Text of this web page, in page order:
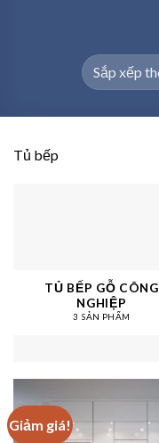
Tủ bếp
TỦ BẾP GỖ CÔNG
NGHIỆP
3 SẢN PHẨM
Giảm giá!